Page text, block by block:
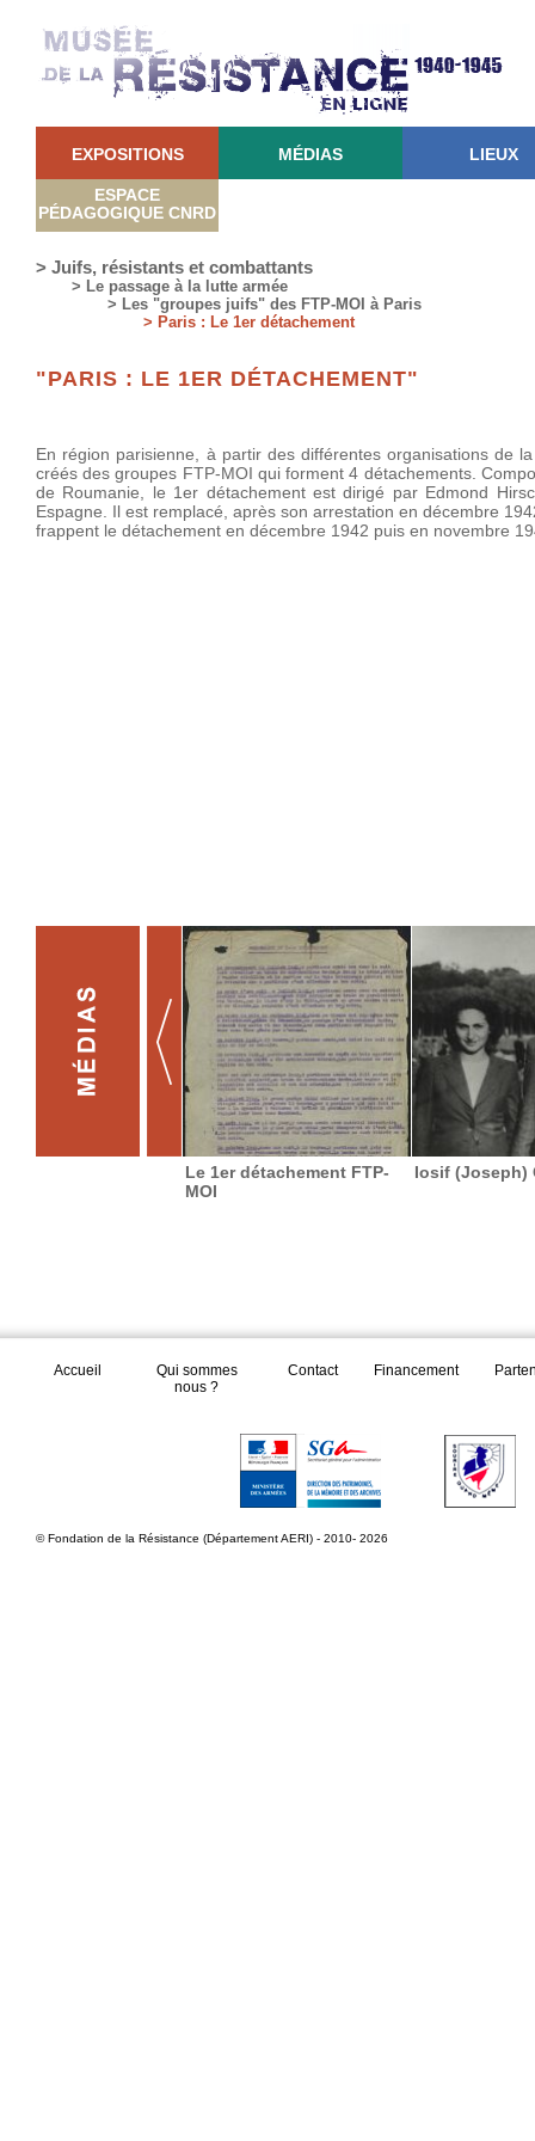
EXPOSITIONS MÉDIAS LIEUX
ESPACE
PÉDAGOGIQUE CNRD
> Juifs, résistants et combattants
> Le passage à la lutte armée
> Les "groupes juifs" des FTP-MOI à Paris
> Paris : Le 1er détachement
"PARIS : LE 1ER DÉTACHEMENT"
En région parisienne, à partir des différentes organisations de
créés des groupes FTP-MOI qui forment 4 détachements.
de Roumanie, le 1er détachement est dirigé par Edmond
Espagne. Il est remplacé, après son arrestation en décembre
frappent le détachement en décembre 1942 puis en novembre
Le 1er détachement FTP-
MOI
Iosif (Joseph)
Accueil
Qui sommes
nous ?
Contact Financement
© Fondation de la Résistance (Département AERI) - 2010- 2026